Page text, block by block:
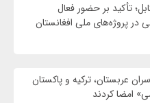
تأکید بر حضور فعال
در پروژه‌های ملی افغانستان
عربستان، ترکیه و پاکستان
امضا کردند